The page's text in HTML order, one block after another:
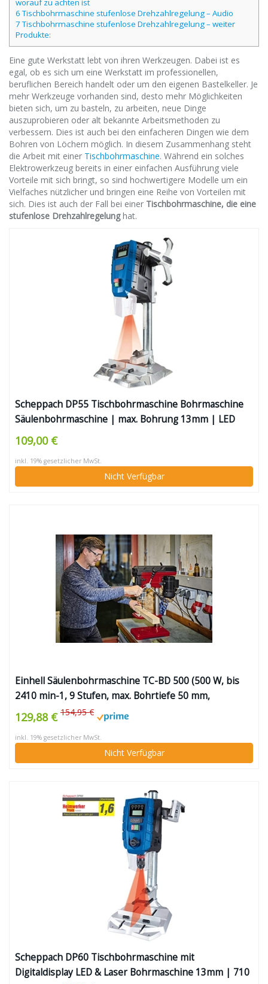
worauf zu achten ist
6 Tischbohrmaschine stufenlose Drehzahlregelung – Audio
7 Tischbohrmaschine stufenlose Drehzahlregelung – weiter
Produkte:
Eine gute Werkstatt lebt von ihren Werkzeugen. Dabei ist es
egal, ob es sich um eine Werkstatt im professionellen,
beruflichen Bereich handelt oder um den eigenen Bastelkeller. Je
mehr Werkzeuge vorhanden sind, desto mehr Möglichkeiten
bieten sich, um zu basteln, zu arbeiten, neue Dinge
auszuprobieren oder alt bekannte Arbeitsmethoden zu
verbessern. Dies ist auch bei den einfacheren Dingen wie dem
Bohren von Löchern möglich. In diesem Zusammenhang steht
die Arbeit mit einer Tischbohrmaschine. Während ein solches
Elektrowerkzeug bereits in einer einfachen Ausführung viele
Vorteile mit sich bringt, so sind hochwertigere Modelle um ein
Vielfaches nützlicher und bringen eine Reihe von Vorteilen mit
sich. Dies ist auch der Fall bei einer Tischbohrmaschine, die eine
stufenlose Drehzahlregelunghat.
Scheppach DP55 Tischbohrmaschine Bohrmaschine
Säulenbohrmaschine | max. Bohrung 13mm | LED
Laser | 710 W Leistung | Drehzahl 500–2600 min-1 |
Bohrfutterspannbereich 1,5–13mm | Digitaldisplay &
Laser
109,00 €
inkl. 19% gesetzlicher MwSt.
Nicht Verfügbar
Einhell Säulenbohrmaschine TC-BD 500 (500 W, bis
2410 min-1, 9 Stufen, max. Bohrtiefe 50 mm,
einstellbarer Tiefenanschlag, neig-/drehbarer und
höhenverstellbarer Bohrtisch)
129,88 € 154,95 €
inkl. 19% gesetzlicher MwSt.
Nicht Verfügbar
Scheppach DP60 Tischbohrmaschine mit
Digitaldisplay LED & Laser Bohrmaschine 13mm | 710